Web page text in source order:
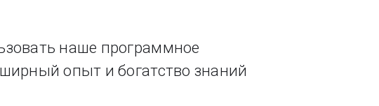
наше программное
опыт и богатство знаний